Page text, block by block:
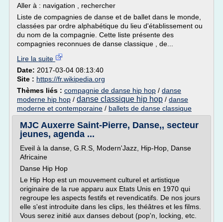
Aller à : navigation , rechercher
Liste de compagnies de danse et de ballet dans le monde,
classées par ordre alphabétique du lieu d'établissement ou
du nom de la compagnie. Cette liste présente des
compagnies reconnues de danse classique , de...
Lire la suite
Date: 2017-03-04 08:13:40
Site : https://fr.wikipedia.org
Thèmes liés : compagnie de danse hip hop / danse
moderne hip hop / danse classique hip hop / danse
moderne et contemporaine / ballets de danse classique
MJC Auxerre Saint-Pierre, Danse,, secteur
jeunes, agenda ...
Eveil à la danse, G.R.S, Modern'Jazz, Hip-Hop, Danse
Africaine
Danse Hip Hop
Le Hip Hop est un mouvement culturel et artistique
originaire de la rue apparu aux Etats Unis en 1970 qui
regroupe les aspects festifs et revendicatifs. De nos jours
elle s'est introduite dans les clips, les théâtres et les films.
Vous serez initié aux danses debout (pop'n, locking, etc.